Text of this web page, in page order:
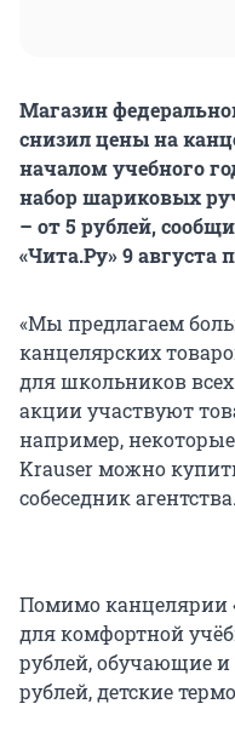
Магазин
снизил цены на
началом учебного
набор шариковых
– от 5 рублей,
«Чита.Ру» 9 августа
«Мы предлагаем
канцелярских
для школьников всех
акции участвуют
например,
Krauser можно
собеседник агентства.
Помимо канцелярии
для комфортной
рублей, обучающие
рублей, детские